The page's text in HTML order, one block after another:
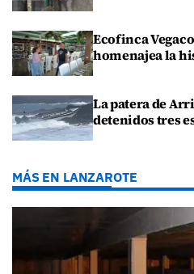
Ecofinca
homenajea la
La patera de
detenidos tres
MÁS EN LANZAROTE